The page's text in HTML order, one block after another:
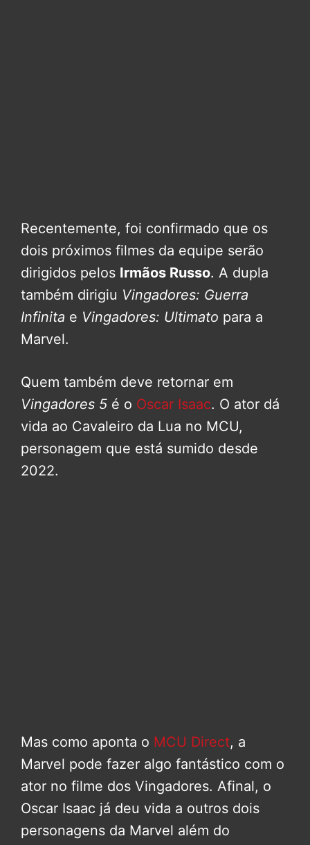
Recentemente, foi confirmado que os
dois próximos filmes da equipe serão
dirigidos pelos Irmãos Russo. A dupla
também dirigiu Vingadores: Guerra
Infinita e Vingadores: Ultimato para a
Marvel.
Quem também deve retornar em
Vingadores 5 é o Oscar Isaac. O ator dá
vida ao Cavaleiro da Lua no MCU,
personagem que está sumido desde
2022.
Mas como aponta o MCU Direct, a
Marvel pode fazer algo fantástico com o
ator no filme dos Vingadores. Afinal, o
Oscar Isaac já deu vida a outros dois
personagens da Marvel além do